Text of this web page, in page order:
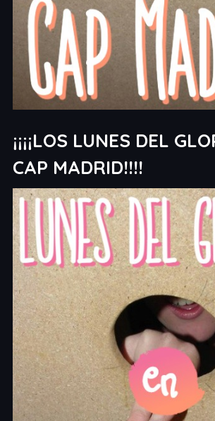
¡¡¡¡LOS LUNES DEL
CAP MADRID!!!!